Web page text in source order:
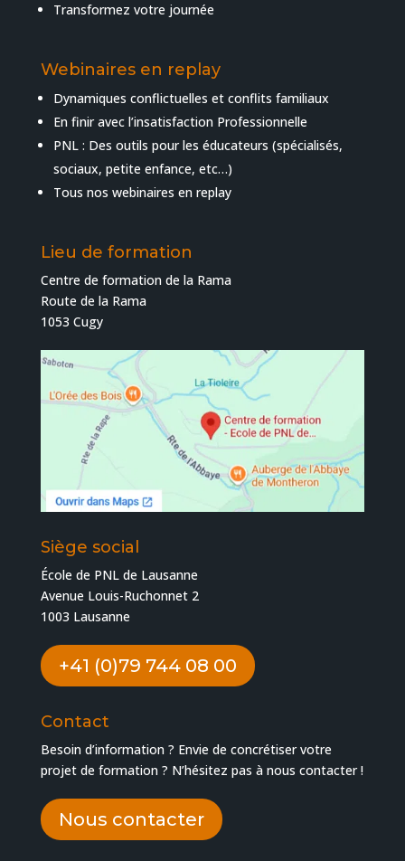
Transformez votre journée
Webinaires en replay
Dynamiques conflictuelles et conflits familiaux
En finir avec l’insatisfaction Professionnelle
PNL : Des outils pour les éducateurs (spécialisés,
sociaux, petite enfance, etc…)
Tous nos webinaires en replay
Lieu de formation
Centre de formation de la Rama
Route de la Rama
1053 Cugy
Siège social
École de PNL de Lausanne
Avenue Louis-Ruchonnet 2
1003 Lausanne
+41 (0)79 744 08 00
Contact
Besoin d’information ? Envie de concrétiser votre
projet de formation ? N’hésitez pas à nous contacter !
Nous contacter